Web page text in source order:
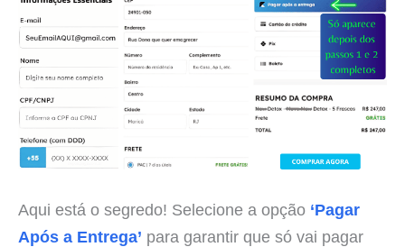
Aqui está o segredo! Selecione a opção ‘Pagar
Após a Entrega’ para garantir que só vai pagar